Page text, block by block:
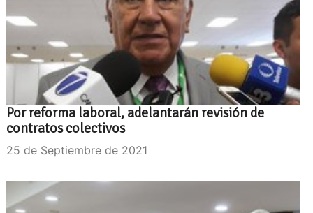
Por reforma laboral, adelantarán revisión de
contratos colectivos
25 de Septiembre de 2021